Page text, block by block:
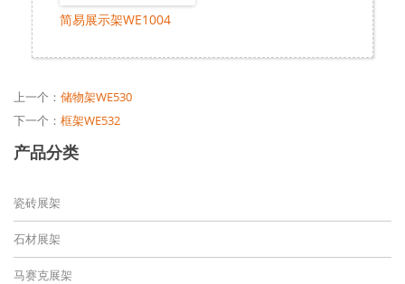
简易展示架WE1004
上一个： 储物架WE530
下一个： 框架WE532
产品分类
瓷砖展架
石材展架
马赛克展架